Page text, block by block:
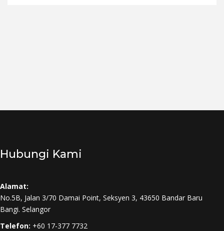
Hubungi Kami
Alamat:
No.5B, Jalan 3/70 Damai Point, Seksyen 3, 43650 Bandar Baru
Bangi. Selangor
Telefon: +60 17-377 7732